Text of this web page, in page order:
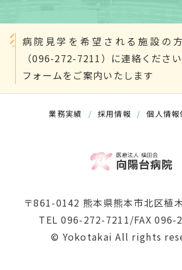
病院見学を希望される施設の
（096-272-7211）に連絡くださ
フォームをご案内いたします
業務実績 / 採用情報 / 個人情報
〒861-0142 熊本県熊本市北区植
TEL 096-272-7211/FAX 096-
© Yokotakai All rights